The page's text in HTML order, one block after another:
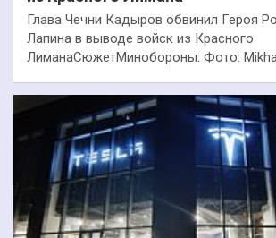
Глава Чечни Кадыров обвинил Героя
Лапина в выводе войск из Красного
ЛиманаСюжетМинобороны: Фото: